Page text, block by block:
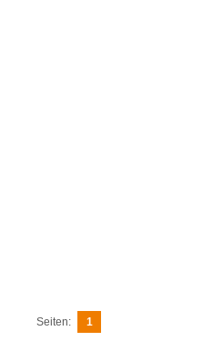
Seiten: 1